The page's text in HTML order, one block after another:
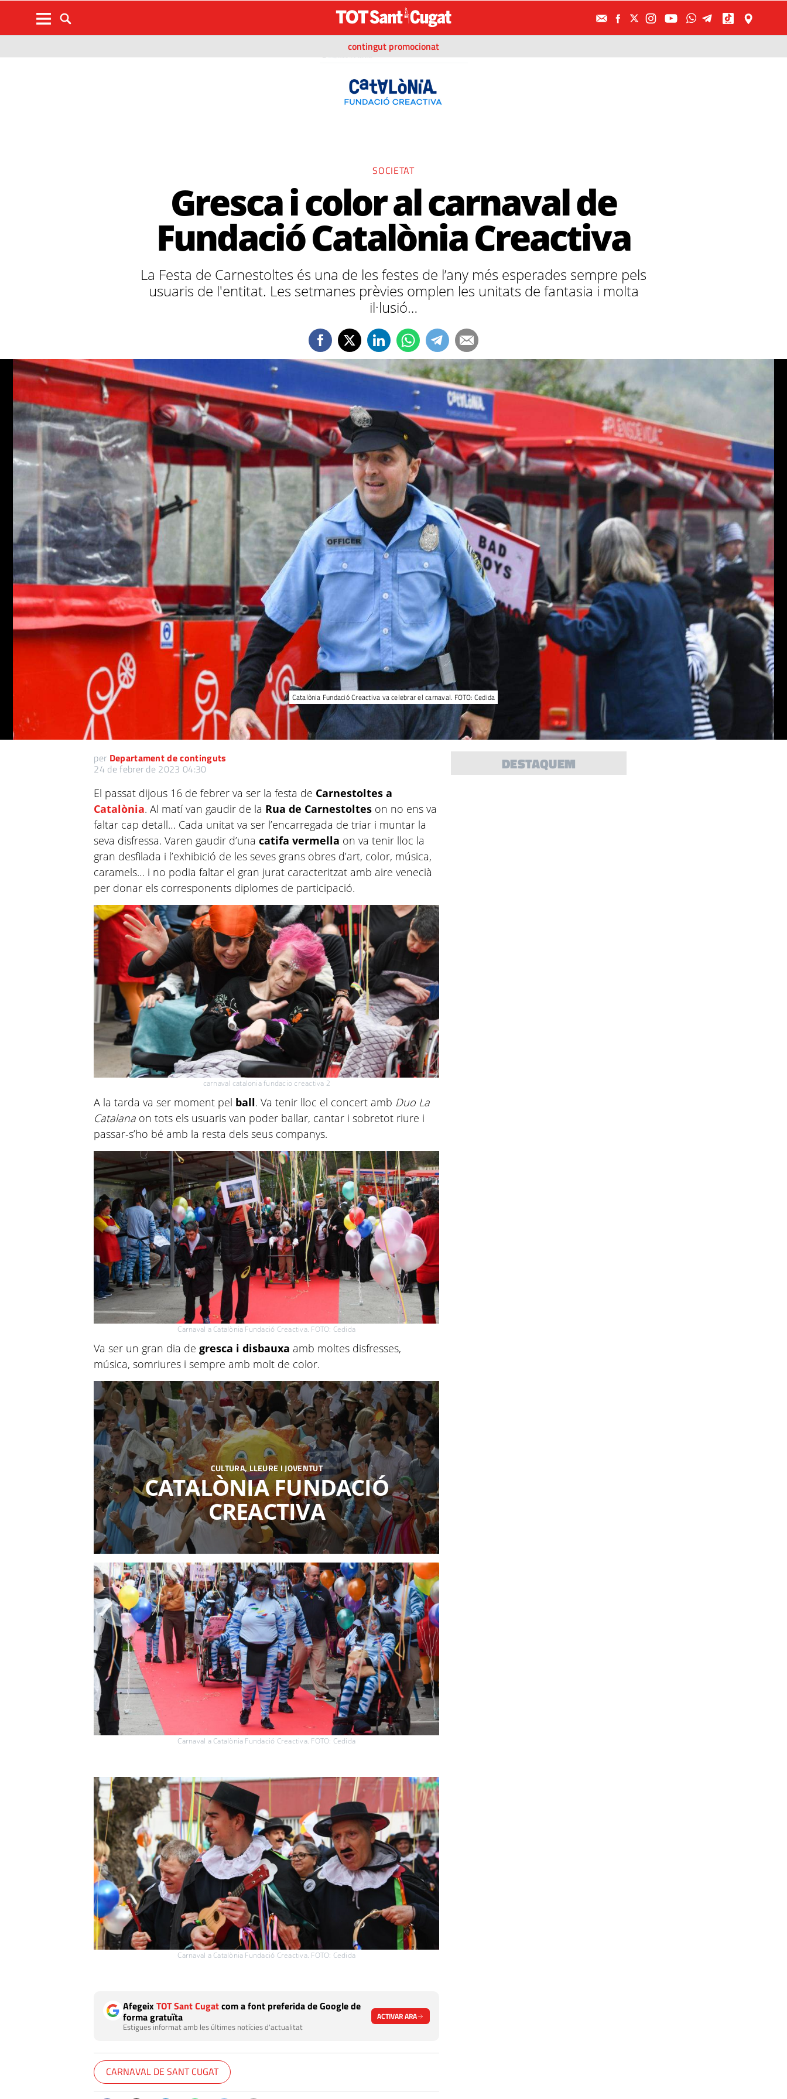
contingut promocionat
SOCIETAT
Gresca i color al carnaval de
Fundació Catalònia Creactiva
La Festa de Carnestoltes és una de les festes de l’any més esperades sempre pels
usuaris de l'entitat. Les setmanes prèvies omplen les unitats de fantasia i molta
il·lusió…
Catalònia Fundació Creactiva va celebrar el carnaval. FOTO: Cedida
per Departament de continguts
24 de febrer de 2023 04:30
El passat dijous 16 de febrer va ser la festa de Carnestoltes a
Catalònia. Al matí van gaudir de la Rua de Carnestoltes on no ens va
faltar cap detall… Cada unitat va ser l’encarregada de triar i muntar la
seva disfressa. Varen gaudir d’unacatifa vermella on va tenir lloc la
gran desfilada i l’exhibició de les seves grans obres d’art, color, música,
caramels… i no podia faltar el gran jurat caracteritzat amb aire venecià
per donar els corresponents diplomes de participació.
carnaval catalonia fundacio creactiva 2
A la tarda va ser moment pel ball. Va tenir lloc el concert amb Duo La
Catalana on tots els usuaris van poder ballar, cantar i sobretot riure i
passar-s’ho bé amb la resta dels seus companys.
Carnaval a Catalònia Fundació Creactiva. FOTO: Cedida
Va ser un gran dia degresca i disbauxa amb moltes disfresses,
música, somriures i sempre amb molt de color.
CULTURA, LLEURE I JOVENTUT
CATALÒNIA FUNDACIÓ
CREACTIVA
Carnaval a Catalònia Fundació Creactiva. FOTO: Cedida
Carnaval a Catalònia Fundació Creactiva. FOTO: Cedida
AfegeixTOT Sant Cugatcom a font preferida de Google de
forma gratuïta
Estigues informat amb les últimes notícies d'actualitat
ACTIVAR ARA
CARNAVAL DE SANT CUGAT
DESTAQUEM